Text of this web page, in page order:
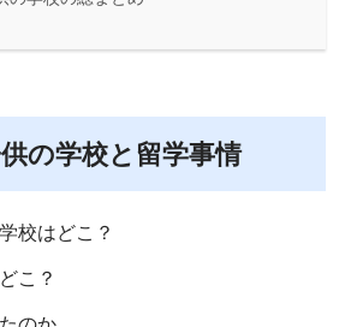
の学校と留学事情
校はどこ？
こ？